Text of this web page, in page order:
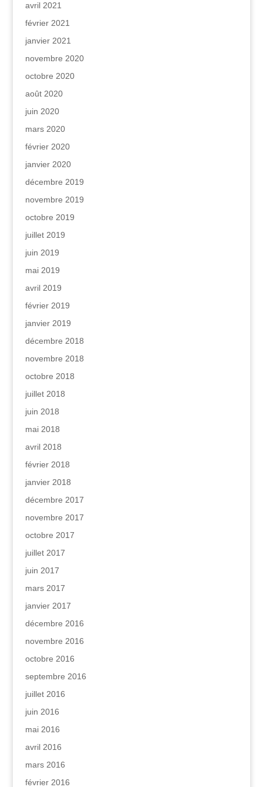
avril 2021
février 2021
janvier 2021
novembre 2020
octobre 2020
août 2020
juin 2020
mars 2020
février 2020
janvier 2020
décembre 2019
novembre 2019
octobre 2019
juillet 2019
juin 2019
mai 2019
avril 2019
février 2019
janvier 2019
décembre 2018
novembre 2018
octobre 2018
juillet 2018
juin 2018
mai 2018
avril 2018
février 2018
janvier 2018
décembre 2017
novembre 2017
octobre 2017
juillet 2017
juin 2017
mars 2017
janvier 2017
décembre 2016
novembre 2016
octobre 2016
septembre 2016
juillet 2016
juin 2016
mai 2016
avril 2016
mars 2016
février 2016